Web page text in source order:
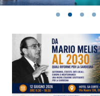
Ultime notizie